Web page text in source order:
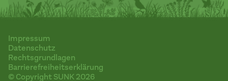
Impressum
Datenschutz
Rechtsgrundlagen
Barrierefreiheitserklärung
© Copyright SUNK 2026